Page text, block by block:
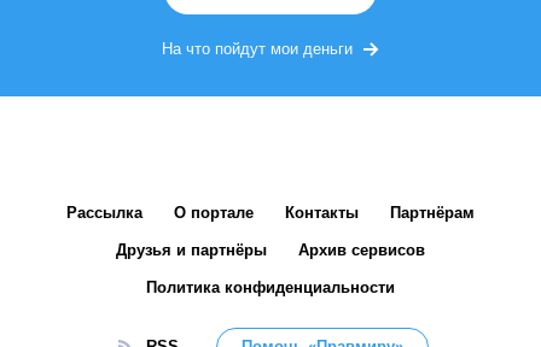
На что пойдут мои деньги
Рассылка О портале Контакты Партнёрам
Друзья и партнёры Архив сервисов
Политика конфиденциальности